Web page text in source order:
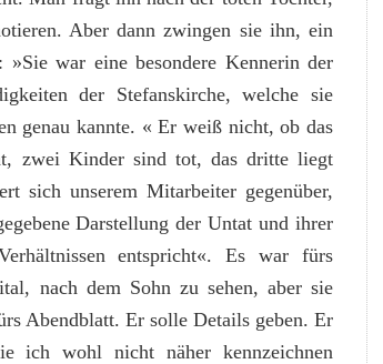
Aber dann zwingen sie ihn, ein
war eine besondere Kennerin der
der Stefanskirche, welche sie
genau kannte. « Er weiß nicht, ob das
zwei Kinder sind tot, das dritte liegt
sich unserem Mitarbeiter gegenüber,
Darstellung der Untat und ihrer
entspricht«. Es war fürs
nach dem Sohn zu sehen, aber sie
Abendblatt. Er solle Details geben. Er
ich wohl nicht näher kennzeichnen